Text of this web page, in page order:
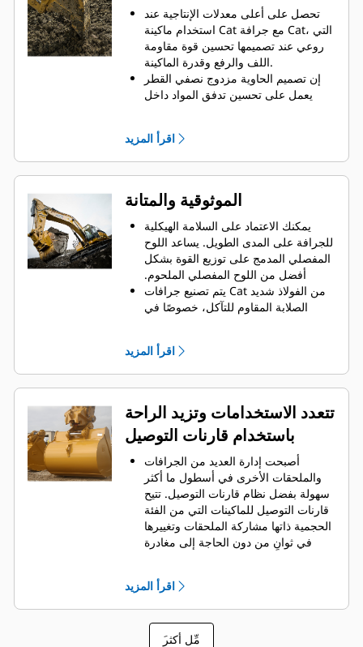
تحصل على أعلى معدلات الإنتاجية عند
استخدام ماكينة Cat مع جرافة Cat، التي
روعي عند تصميمها تحسين قوة مقاومة
اللف والرفع وقدرة الماكينة.
إن تصميم الحاوية مزدوج نصفي القطر
يعمل على تحسين تدفق المواد داخل
عدم سحب الجزء السفلي من الجرافة،
يزيد استهلاك الوقود إلى الحد الأقصى
أثناء الحفر. تم تصميم جرافات Cat بحيث
تخترق المواد بمنتهى السرعة لتحسين
تحميل كمية أكبر من المواد في أقل وقت
ممكن. يساعد شكل الجرافة والقضبان
الجانبية على الاحتفاظ بمعظم المواد في
الجرافة لكل حمولة.
اقرأ المزيد
الموثوقية والمتانة
يمكنك الاعتماد على السلامة الهيكلية
للجرافة على المدى الطويل. ‏‫يساعد اللوح
المفصلي المدمج على توزيع القوة بشكل
أفضل من اللوح المفصلي الملحوم.
يتم تصنيع جرافات Cat من الفولاذ شديد
الصلابة المقاوم للتآكل، خصوصًا في
يمكنك حماية أهم المناطق التي تتعرض
للتآكل المفرط في الجرافة باستخدام
أدوات التعشيق الأرضية (GET) من Cat .
‏‫تحافظ واقيات القضبان الجانبية والقواطع
الجانبية على أجزاء الجرافة التي تحتك
بالمواد وتخترقها بأكبر قدر.
يمكنك خفض تكاليف الصيانة باختيار
أدوات التعشيق الأرضية (GET) المناسبة
لجرافتك وتطبيقاتك.
تتوفر خيارات متنوعة من أطراف
الجرافات بما يتناسب مع تطبيقاتك.‬ سواء
كنت بحاجة إلى تنظيف الأرض وتسويتها أو
الحفر في المواد الصلبة الكاشطة، ستجد
لدينا الطرف المناسب.
اقرأ المزيد
تتعدد الاستخدامات وتزيد الراحة
باستخدام قارنات التوصيل
أصبحت إدارة العديد من الجرافات
والملحقات الأخرى في أسطول ما أكثر
سهولة بفضل نظام قارنات التوصيل. ‏‫تتيح
قارنات التوصيل للماكينات التي من الفئة
الحجمية ذاتها مشاركة الملحقات وتغييرها
في ثوانٍ من دون الحاجة إلى مغادرة
كما أن الجرافات التي يمكن تثبيتها
مباشرة بالماكينة بمسامير تتوافق مع
قارنات التوصيل ذات مسمار الإمساك من
Cat®‎، باستثناء الجرافات ذات مسمار
الإمساك من الفئة Performance.‬ ‏‫تحتوي
اقرأ المزيد
َمِّل أكثر